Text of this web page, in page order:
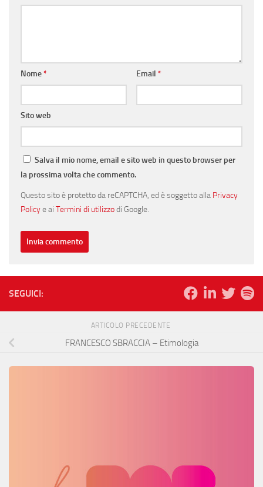
Nome* Email *
Sito web
Salva il mio nome, email e sito web in questo browser per
la prossima volta che commento.
Questo sito è protetto da reCAPTCHA, ed è soggetto alla Privacy
Policye ai Termini di utilizzodi Google.
SEGUICI:
ARTICOLO PRECEDENTE
FRANCESCO SBRACCIA – Etimologia